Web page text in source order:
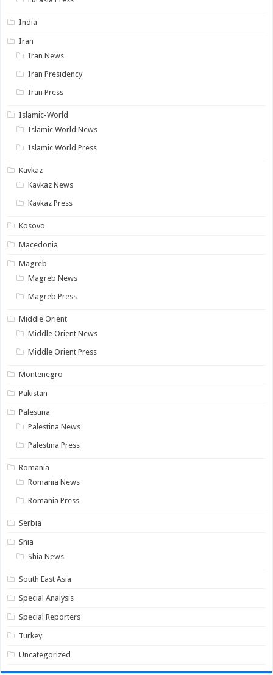
India
Iran
Iran News
Iran Presidency
Iran Press
Islamic-World
Islamic World News
Islamic World Press
Kavkaz
Kavkaz News
Kavkaz Press
Kosovo
Macedonia
Magreb
Magreb News
Magreb Press
Middle Orient
Middle Orient News
Middle Orient Press
Montenegro
Pakistan
Palestina
Palestina News
Palestina Press
Romania
Romania News
Romania Press
Serbia
Shia
Shia News
South East Asia
Special Analysis
Special Reporters
Turkey
Uncategorized